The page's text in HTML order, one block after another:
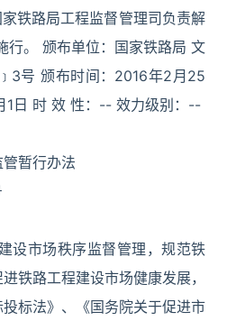
铁路局工程监督管理司负责解
行。 颁布单位：国家铁路局 文
号 颁布时间：2016年2月25
1日 时 效 性：-- 效力级别：--
暂行办法
设市场秩序监督管理，规范铁
铁路工程建设市场健康发展，
标法》、《国务院关于促进市